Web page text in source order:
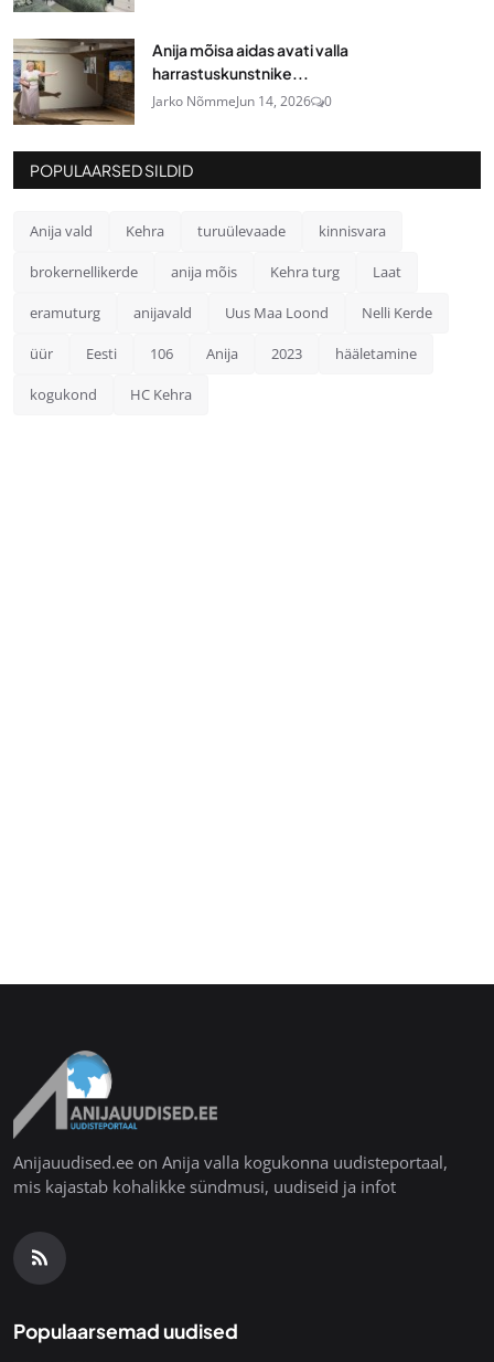
Anija mõisa aidas avati valla
harrastuskunstnike...
Jarko NõmmeJun 14, 2026 0
POPULAARSED SILDID
Anija vald Kehra turuülevaade kinnisvara
brokernellikerde anija mõis Kehra turg Laat
eramuturg anijavald Uus Maa Loond Nelli Kerde
üür Eesti 106 Anija 2023 hääletamine
kogukond HC Kehra
Anijauudised.ee on Anija valla kogukonna uudisteportaal,
mis kajastab kohalikke sündmusi, uudiseid ja infot
Populaarsemad uudised